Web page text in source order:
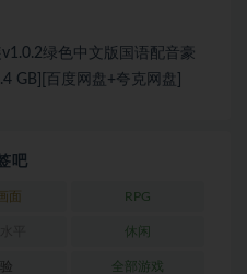
绿色中文版国语配音豪
GB][百度网盘+夸克网盘]
吧
面 RPG
休闲
全部游戏